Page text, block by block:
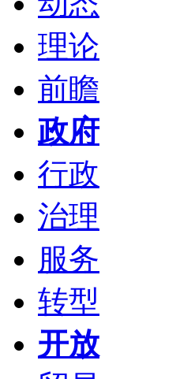
理论
前瞻
政府
行政
治理
服务
转型
开放